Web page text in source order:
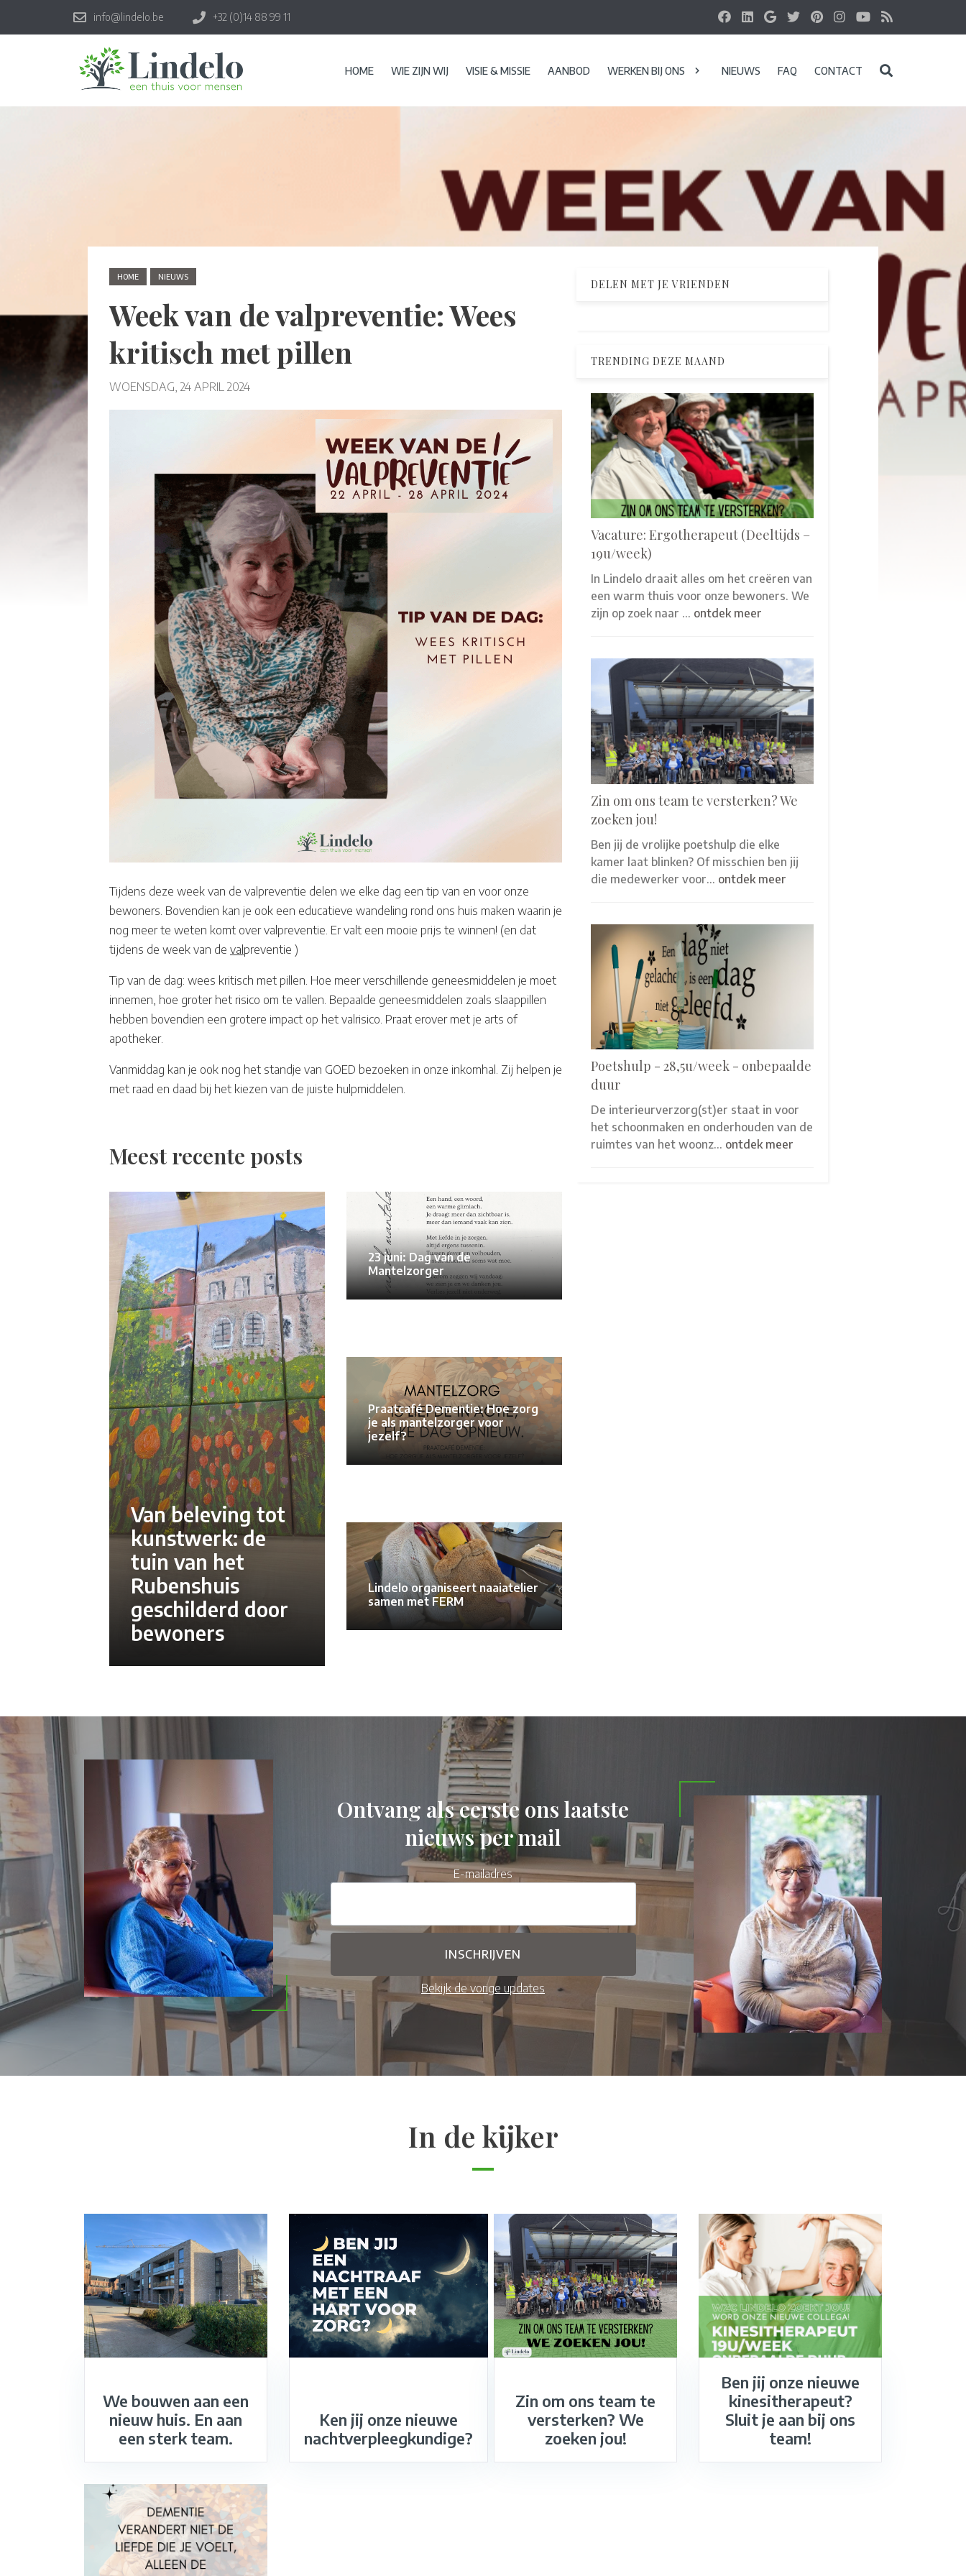
info@lindelo.be +32 (0)14 88 99 11
HOME WIE ZIJN WIJ VISIE & MISSIE AANBOD WERKEN BIJ ONS NIEUWS FAQ CONTACT
HOME NIEUWS
Week van de valpreventie: Wees
kritisch met pillen
WOENSDAG, 24 APRIL 2024
Tijdens deze week van de valpreventie delen we elke dag een tip van en voor onze
bewoners. Bovendien kan je ook een educatieve wandeling rond ons huis maken waarin je
nog meer te weten komt over valpreventie. Er valt een mooie prijs te winnen! (en dat
tijdens de week van de val preventie )
Tip van de dag: wees kritisch met pillen. Hoe meer verschillende geneesmiddelen je moet
innemen, hoe groter het risico om te vallen. Bepaalde geneesmiddelen zoals slaappillen
hebben bovendien een grotere impact op het valrisico. Praat erover met je arts of
apotheker.
Vanmiddag kan je ook nog het standje van GOED bezoeken in onze inkomhal. Zij helpen je
met raad en daad bij het kiezen van de juiste hulpmiddelen.
Meest recente posts
Van beleving tot
kunstwerk: de
tuin van het
Rubenshuis
geschilderd door
bewoners
23 juni: Dag van de
Mantelzorger
Praatcafé Dementie: Hoe zorg
je als mantelzorger voor
jezelf?
Lindelo organiseert naaiatelier
samen met FERM
DELEN MET JE VRIENDEN
TRENDING DEZE MAAND
Vacature: Ergotherapeut (Deeltijds –
19u/week)
In Lindelo draait alles om het creëren van
een warm thuis voor onze bewoners. We
zijn op zoek naar … ontdek meer
Zin om ons team te versterken? We
zoeken jou!
Ben jij de vrolijke poetshulp die elke
kamer laat blinken? Of misschien ben jij
die medewerker voor… ontdek meer
Poetshulp - 28,5u/week - onbepaalde
duur
De interieurverzorg(st)er staat in voor
het schoonmaken en onderhouden van de
ruimtes van het woonz… ontdek meer
Ontvang als eerste ons laatste
nieuws per mail
E-mailadres
Bekijk de vorige updates
In de kijker
We bouwen aan een
nieuw huis. En aan
een sterk team.
Ken jij onze nieuwe
nachtverpleegkundige?
Zin om ons team te
versterken? We
zoeken jou!
Ben jij onze nieuwe
kinesitherapeut?
Sluit je aan bij ons
team!